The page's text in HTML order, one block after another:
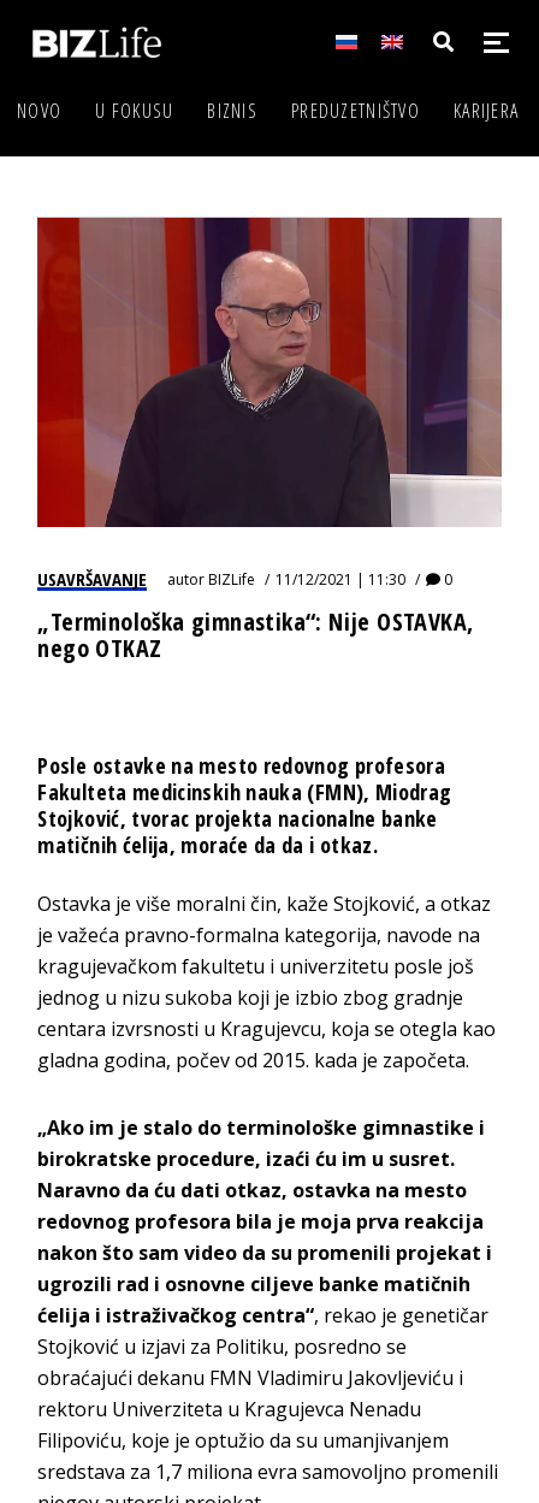
NOVO U FOKUSU BIZNIS PREDUZETNIŠTVO KARIJERA
USAVRŠAVANJE autorBIZLife 11/12/2021 | 11:30 0
„Terminološka gimnastika“: Nije OSTAVKA,
nego OTKAZ
Posle ostavke na mesto redovnog profesora
Fakulteta medicinskih nauka (FMN), Miodrag
Stojković, tvorac projekta nacionalne banke
matičnih ćelija, moraće da da i otkaz.
Ostavka je više moralni čin, kaže Stojković, a otkaz
je važeća pravno-formalna kategorija, navode na
kragujevačkom fakultetu i univerzitetu posle još
jednog u nizu sukoba koji je izbio zbog gradnje
centara izvrsnosti u Kragujevcu, koja se otegla kao
gladna godina, počev od 2015. kada je započeta.
„Ako im je stalo do terminološke gimnastike i
birokratske procedure, izaći ću im u susret.
Naravno da ću dati otkaz, ostavka na mesto
redovnog profesora bila je moja prva reakcija
nakon što sam video da su promenili projekat i
ugrozili rad i osnovne ciljeve banke matičnih
ćelija i istraživačkog centra“, rekao je genetičar
Stojković u izjavi za Politiku, posredno se
obraćajući dekanu FMN Vladimiru Jakovljeviću i
rektoru Univerziteta u Kragujevca Nenadu
Filipoviću, koje je optužio da su umanjivanjem
sredstava za 1,7 miliona evra samovoljno promenili